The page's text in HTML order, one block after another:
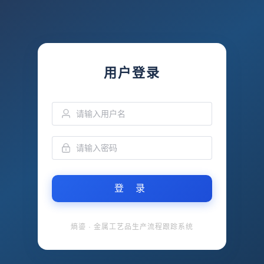
用户登录
登 录
熵鎏 · 金属工艺品生产流程跟踪系统